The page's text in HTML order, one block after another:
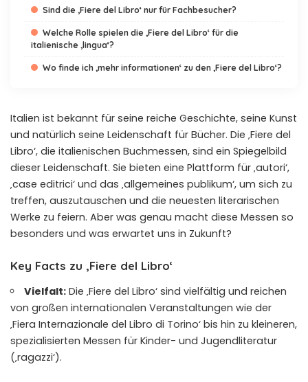
Sind die ‚Fiere del Libro‘ nur für Fachbesucher?
Welche Rolle spielen die ‚Fiere del Libro‘ für die
italienische ‚lingua‘?
Wo finde ich ‚mehr informationen‘ zu den ‚Fiere del Libro‘?
Italien ist bekannt für seine reiche Geschichte, seine Kunst
und natürlich seine Leidenschaft für Bücher. Die ‚Fiere del
Libro‘, die italienischen Buchmessen, sind ein Spiegelbild
dieser Leidenschaft. Sie bieten eine Plattform für ‚autori‘,
‚case editrici‘ und das ‚allgemeines publikum‘, um sich zu
treffen, auszutauschen und die neuesten literarischen
Werke zu feiern. Aber was genau macht diese Messen so
besonders und was erwartet uns in Zukunft?
Key Facts zu ‚Fiere del Libro‘
Vielfalt: Die ‚Fiere del Libro‘ sind vielfältig und reichen
von großen internationalen Veranstaltungen wie der
‚Fiera Internazionale del Libro di Torino‘ bis hin zu kleineren,
spezialisierten Messen für Kinder- und Jugendliteratur
(‚ragazzi‘).